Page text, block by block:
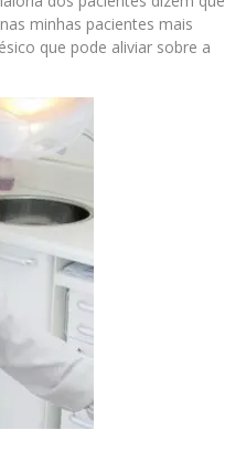
minhas pacientes mais
que pode aliviar sobre a